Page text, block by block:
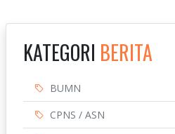
KATEGORI BERITA
BUMN
CPNS / ASN